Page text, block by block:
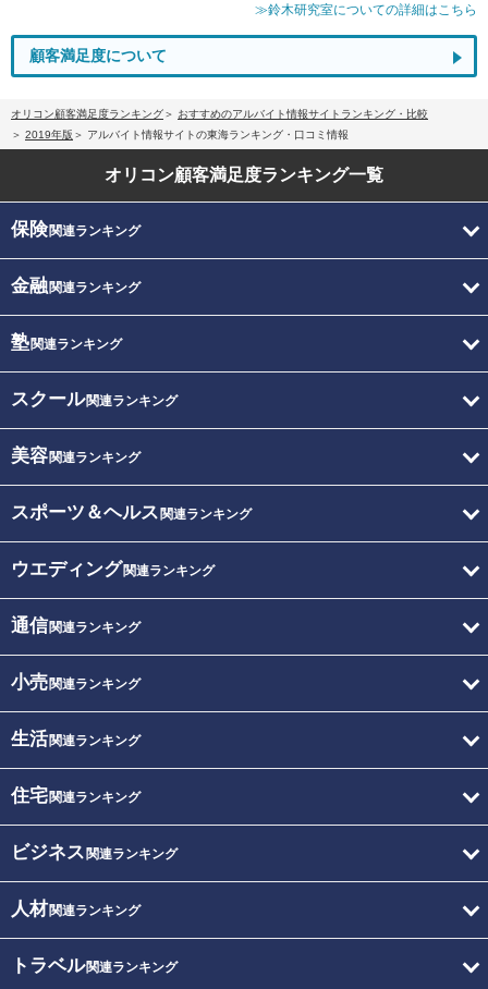
≫鈴木研究室についての詳細はこちら
顧客満足度について
オリコン顧客満足度ランキング
おすすめのアルバイト情報サイトランキング・比較
2019年版
アルバイト情報サイトの東海ランキング・口コミ情報
オリコン顧客満足度ランキング一覧
保険関連ランキング
金融関連ランキング
塾関連ランキング
スクール関連ランキング
美容関連ランキング
スポーツ＆ヘルス 関連ランキング
ウエディング関連ランキング
通信関連ランキング
小売関連ランキング
生活関連ランキング
住宅関連ランキング
ビジネス 関連ランキング
人材関連ランキング
トラベル関連ランキング